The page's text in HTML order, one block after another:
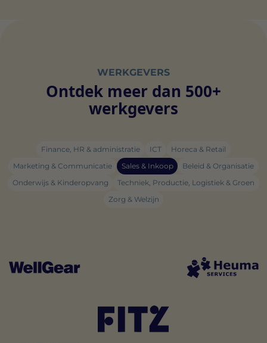
WERKGEVERS
Ontdek meer dan 500+
werkgevers
Finance, HR & administratie ICT
Horeca & Retail
Marketing & Communicatie
Sales & Inkoop
Beleid & Organisatie
Onderwijs & Kinderopvang
Techniek, Productie, Logistiek & Groen
Zorg & Welzijn